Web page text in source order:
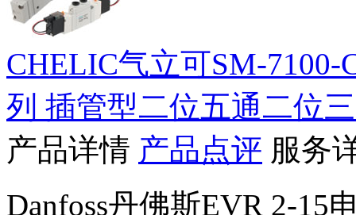
CHELIC气立可SM-7100-
列 插管型二位五通二位
产品详情 产品点评 服务
Danfoss丹佛斯EVR 2-15